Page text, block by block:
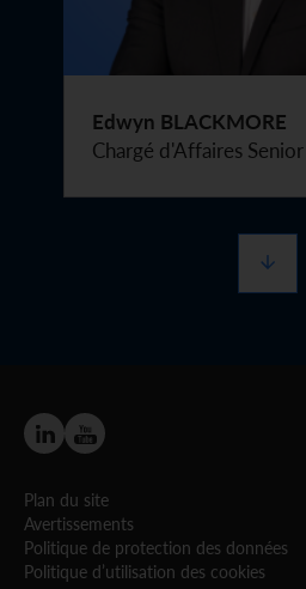
Edwyn BLACKMORE
Chargé d'Affaires Senior
Plan du site
Avertissements
Politique de protection des données
Politique d’utilisation des cookies